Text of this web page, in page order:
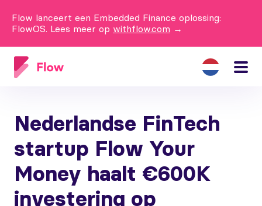
Flow lanceert een Embedded Finance oplossing:
FlowOS. Lees meer op withflow.com →
Nederlandse FinTech
startup Flow Your
Money haalt €600K
investering op